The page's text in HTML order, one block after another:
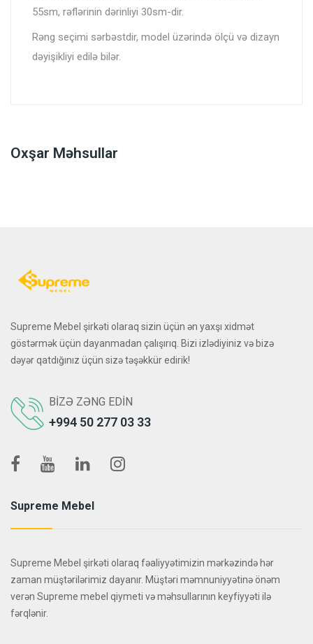
55sm, rəflərinin dərinliyi 30sm-dir.
Rəng seçimi sərbəstdir, model üzərində ölçü və dizayn
dəyişikliyi edilə bilər.
Oxşar Məhsullar
Supreme Mebel şirkəti olaraq sizin üçün ən yaxşı xidmət
göstərmək üçün dayanmadan çalışırıq. Bizi izlədiyiniz və bizə
dəyər qatdığınız üçün sizə təşəkkür edirik!
BIZƏ ZƏNG EDIN
+994 50 277 03 33
Supreme Mebel
Supreme Mebel şirkəti olaraq fəaliyyətimizin mərkəzində hər
zaman müştərilərimiz dayanır. Müştəri məmnuniyyətinə önəm
verən Supreme mebel qiymeti və məhsullarının keyfiyyəti ilə
fərqlənir.